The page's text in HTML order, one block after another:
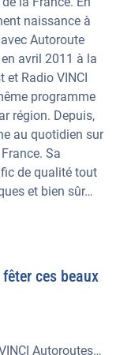
naissance à
Autoroute
avril 2011 à la
et Radio VINCI
programme
région. Depuis,
au quotidien sur
Sa
de qualité tout
et bien sûr…
ces beaux
Autoroutes…